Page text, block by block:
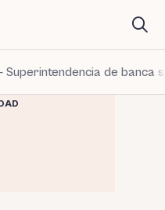
Superintendencia de banca